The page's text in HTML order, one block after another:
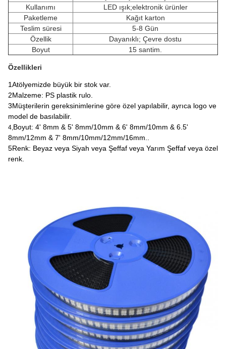
Kullanımı
LED ışık;elektronik ürünler
Paketleme
Kağıt karton
Teslim süresi
5-8 Gün
Özellik
Dayanıklı; Çevre dostu
Boyut
15 santim.
Özellikleri
1Atölyemizde büyük bir stok var.
2Malzeme: PS plastik rulo.
3Müşterilerin gereksinimlerine göre özel yapılabilir, ayrıca logo ve
model de basılabilir.
4,Boyut: 4' 8mm & 5' 8mm/10mm & 6' 8mm/10mm & 6.5'
8mm/12mm & 7' 8mm/10mm/12mm/16mm..
5Renk: Beyaz veya Siyah veya Şeffaf veya Yarım Şeffaf veya özel
renk.